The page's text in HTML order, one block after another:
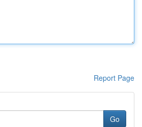
Report Page
Go